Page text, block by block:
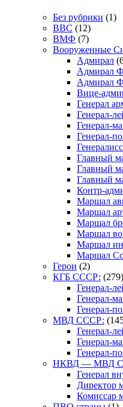
Без рубрики (1)
ВВС (12)
ВМФ (7)
Вооруженные
Адмирал
Адмирал
Адмирал
Вице-
Генерал
Генерал-
Генерал-
Генерал-
Главный
Главный
Главный
Контр-
Маршал
Маршал
Маршал
Маршал
Маршал
Маршал
Герои (2)
КГБ СССР: (279)
Генерал-
Генерал-
Генерал-
МВД СССР:
Генерал-
Генерал-
Генерал-
НКВД — МВД
Генерал
Директор
Комиссар